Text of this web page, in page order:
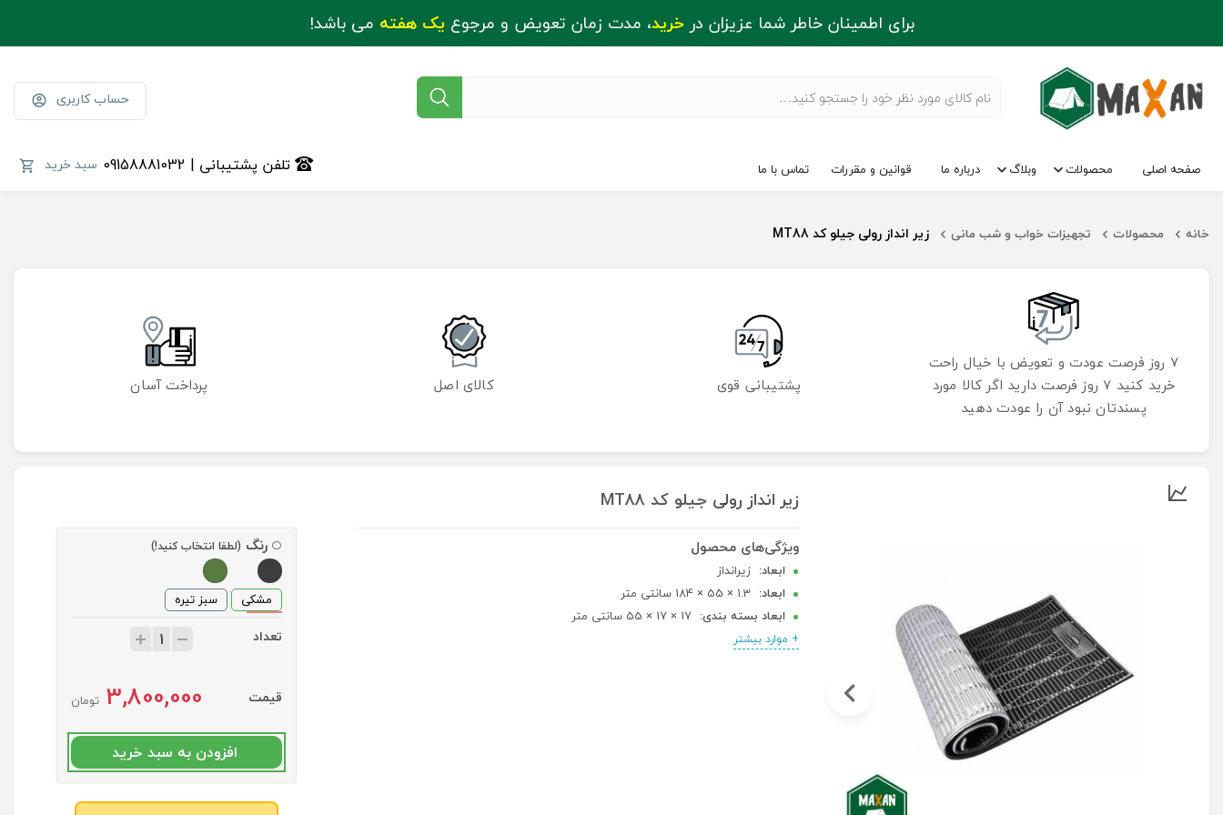
برای اطمینان خاطر شما عزیزان درخرید، مدت زمان تعویض و مرجوع یک هفته می باشد!
حساب کاربری
صفحه اصلی محصولات وبلاگ درباره ما قوانین و مقررات تماس با ما سبد خرید تلفن پشتیبانی | 09158881032
خانه محصولات تجهیزات خواب و شب مانی زیر انداز رولی جیلو کد MT88
7 روز فرصت عودت و تعویض با خیال راحت
خرید کنید 7 روز فرصت دارید اگر کالا مورد
پسندتان نبود آن را عودت دهید
پشتیبانی قوی کالای اصل پرداخت آسان
زیر انداز رولی جیلو کد MT88
ابعاد: زیرانداز
ابعاد: 1.3 × 55 × 184 سانتی متر
ابعاد بسته بندی: 17 × 17 × 55 سانتی متر
وزن: 542 گرم
+ موارد بیشتر
رنگ (لطفا انتخاب کنید!)
مشکی سبز تیره
تعداد
قیمت 3,800,000 تومان
افزودن به سبد خرید